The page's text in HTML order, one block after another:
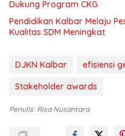
Dukung Program CKG
Pendidikan Kalbar Melaju
Kualitas SDM Meningkat
DJKN Kalbar efisiensi
Stakeholder awards
Penulis: Risa Nusantara